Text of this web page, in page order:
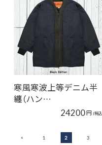
寒風寒波上等デニム半
纏（ハン…
24200円 (税
« 1 2 3